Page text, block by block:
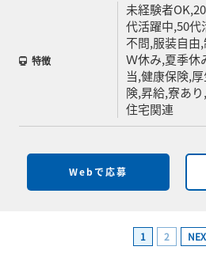
特徴
未経験者
代活躍中,50代
不問,服装自由
Ｗ休み,夏季休
当,健康保険,
険,昇給,寮あ
住宅関連
Webで応募
1 2